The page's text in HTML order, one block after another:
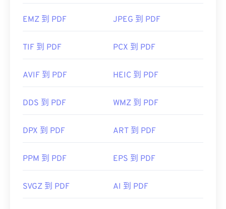
EMZ 到 PDF JPEG 到 PDF
TIF 到 PDF PCX 到 PDF
AVIF 到 PDF HEIC 到 PDF
DDS 到 PDF WMZ 到 PDF
DPX 到 PDF ART 到 PDF
PPM 到 PDF EPS 到 PDF
SVGZ 到 PDF AI 到 PDF